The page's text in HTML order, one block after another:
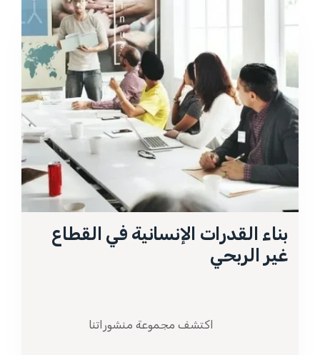
بناء القدرات الإنسانية في القطاع
غير الربحي
اكتشف مجموعة منشوراتنا